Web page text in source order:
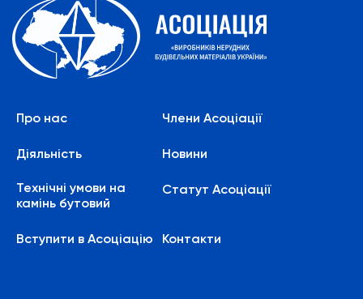
Про нас Члени Асоціації
Діяльність Новини
Технічні умови на
камінь бутовий
Статут Асоціації
Вступити в Асоціацію Контакти